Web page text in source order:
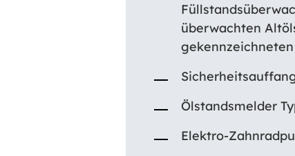
überwachten
Ölstandsmelder
Elektro-